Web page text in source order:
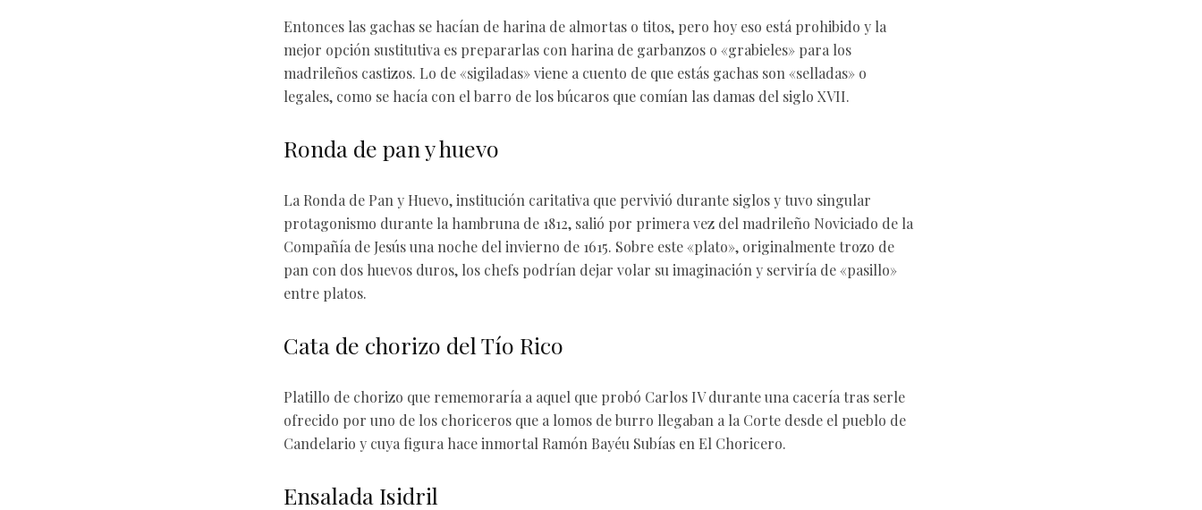
Entonces las gachas se hacían de harina de almortas o titos, pero hoy eso está prohibido y la
mejor opción sustitutiva es prepararlas con harina de garbanzos o «grabieles» para los
madrileños castizos. Lo de «sigiladas» viene a cuento de que estás gachas son «selladas» o
legales, como se hacía con el barro de los búcaros que comían las damas del siglo XVII.
Ronda de pan y huevo
La Ronda de Pan y Huevo, institución caritativa que pervivió durante siglos y tuvo singular
protagonismo durante la hambruna de 1812, salió por primera vez del madrileño Noviciado de la
Compañía de Jesús una noche del invierno de 1615. Sobre este «plato», originalmente trozo de
pan con dos huevos duros, los chefs podrían dejar volar su imaginación y serviría de «pasillo»
entre platos.
Cata de chorizo del Tío Rico
Platillo de chorizo que rememoraría a aquel que probó Carlos IV durante una cacería tras serle
ofrecido por uno de los choriceros que a lomos de burro llegaban a la Corte desde el pueblo de
Candelario y cuya figura hace inmortal Ramón Bayéu Subías en El Choricero.
Ensalada Isidril